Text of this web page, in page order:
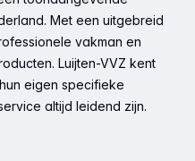
Met een uitgebreid
vakman en
Luijten-VVZ kent
eigen specifieke
altijd leidend zijn.